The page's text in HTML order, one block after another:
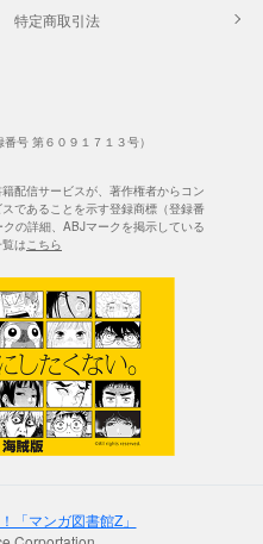
特定商取引法
配信サービスが、著作権者からコン
であることを示す登録商標（登録番
の詳細、ABJマークを掲示している
はこちら
「マンガ図書館Z」